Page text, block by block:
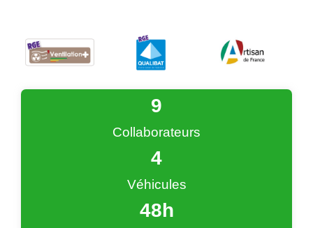
Collaborateurs
9
Véhicules
4
48h